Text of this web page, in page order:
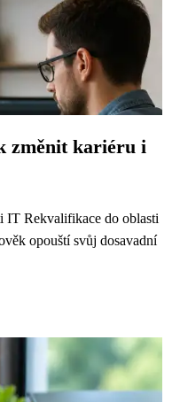
změnit kariéru i
IT Rekvalifikace do oblasti
opouští svůj dosavadní